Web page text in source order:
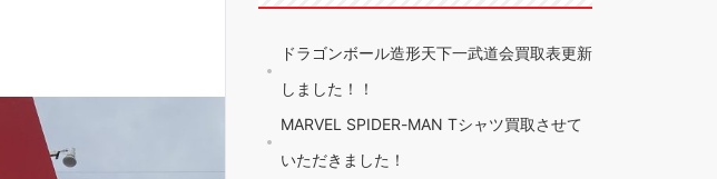
ドラゴンボール造形天下一武道会買取表更新
しました！！
MARVEL SPIDER-MAN Tシャツ買取させて
いただきました！